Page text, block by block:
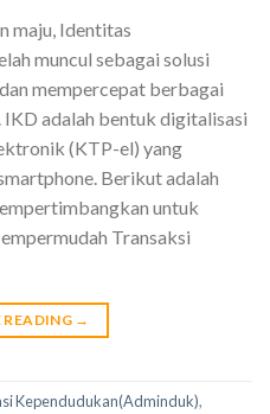
maju, Identitas
muncul sebagai solusi
mempercepat berbagai
adalah bentuk digitalisasi
(KTP-el) yang
Berikut adalah
untuk
Transaksi
→
Kependudukan(Adminduk),